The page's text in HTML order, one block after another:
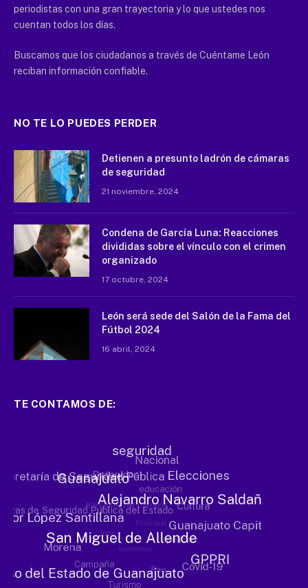
periodistas con una gran trayectoria y lo que ustedes nos
cuentan todos los días.
Buscamos que los ciudadanos a través de Cuéntame León
reciban información confiable.
NO TE LO PUEDES PERDER
Detienen a presunto ladrón de cámaras
de seguridad
21 noviembre, 2024
Condena de García Luna: Reacciones
divididas sobre el vínculo con el crimen
organizado
17 octubre, 2024
León será sede del Salón de la Fama del
Fútbol 2024
16 abril, 2024
TE CONTAMOS DE: